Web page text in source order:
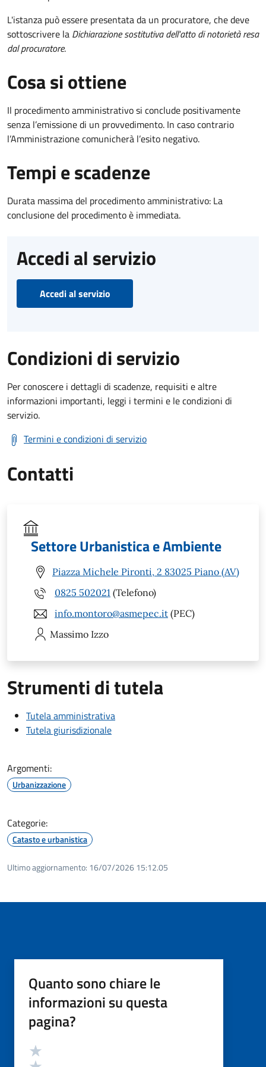
L'istanza può essere presentata da un procuratore, che deve
sottoscrivere la Dichiarazione sostitutiva dell'atto di notorietà resa
dal procuratore.
Cosa si ottiene
Il procedimento amministrativo si conclude positivamente
senza l’emissione di un provvedimento. In caso contrario
l’Amministrazione comunicherà l’esito negativo.
Tempi e scadenze
Durata massima del procedimento amministrativo: La
conclusione del procedimento è immediata.
Accedi al servizio
Accedi al servizio
Condizioni di servizio
Per conoscere i dettagli di scadenze, requisiti e altre
informazioni importanti, leggi i termini e le condizioni di
servizio.
Termini e condizioni di servizio
Contatti
Settore Urbanistica e Ambiente
Piazza Michele Pironti, 2 83025 Piano (AV)
0825 502021 (Telefono)
info.montoro@asmepec.it (PEC)
Massimo Izzo
Strumenti di tutela
Tutela amministrativa
Tutela giurisdizionale
Argomenti:
Urbanizzazione
Categorie:
Catasto e urbanistica
Ultimo aggiornamento: 16/07/2026 15:12.05
Quanto sono chiare le
informazioni su questa
pagina?
Valutazione